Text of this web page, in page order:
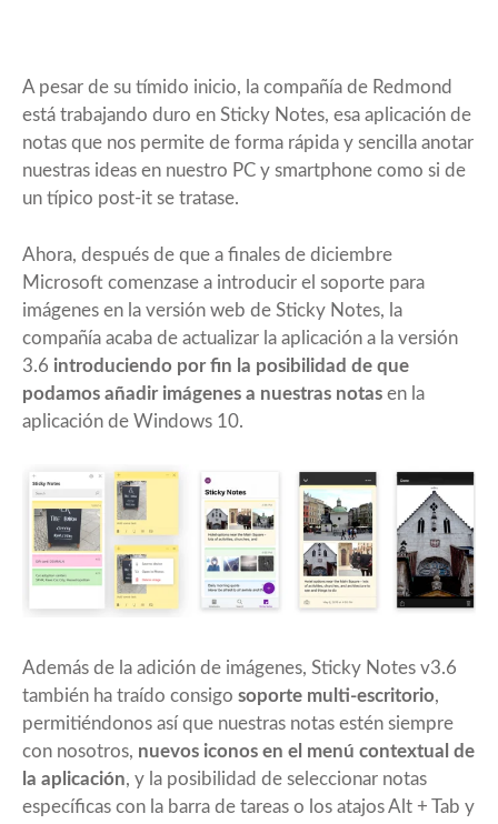
A pesar de su tímido inicio, la compañía de Redmond
está trabajando duro en Sticky Notes, esa aplicación de
notas que nos permite de forma rápida y sencilla anotar
nuestras ideas en nuestro PC y smartphone como si de
un típico post-it se tratase.
Ahora, después de que a finales de diciembre
Microsoft comenzase a introducir el soporte para
imágenes en la versión web de Sticky Notes, la
compañía acaba de actualizar la aplicación a la versión
3.6 introduciendo por fin la posibilidad de que
podamos añadir imágenes a nuestras notas en la
aplicación de Windows 10.
Además de la adición de imágenes, Sticky Notes v3.6
también ha traído consigo soporte multi-escritorio,
permitiéndonos así que nuestras notas estén siempre
con nosotros, nuevos iconos en el menú contextual de
la aplicación, y la posibilidad de seleccionar notas
específicas con la barra de tareas o los atajos Alt + Tab y